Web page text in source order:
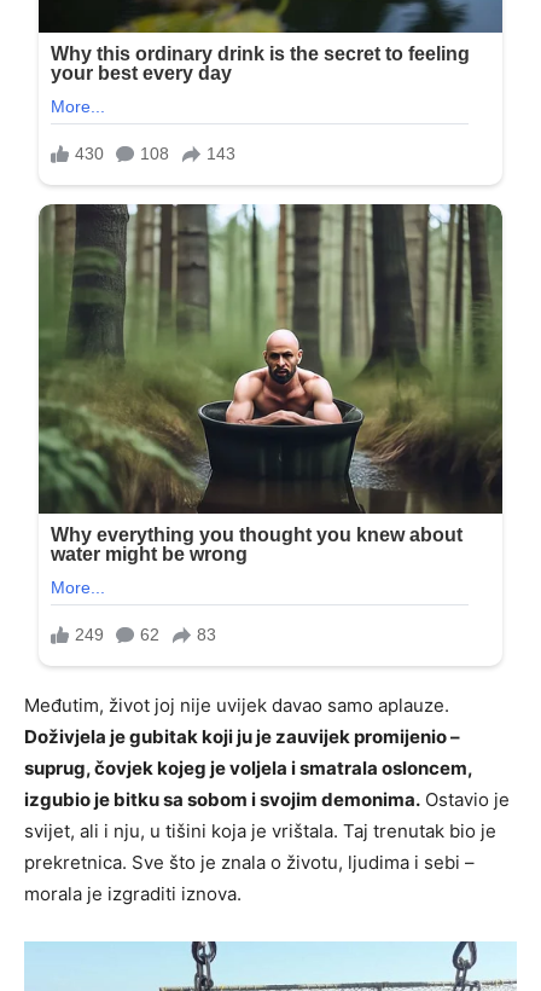
Međutim, život joj nije uvijek davao samo aplauze.
Doživjela je gubitak koji ju je zauvijek promijenio –
suprug, čovjek kojeg je voljela i smatrala osloncem,
izgubio je bitku sa sobom i svojim demonima. Ostavio je
svijet, ali i nju, u tišini koja je vrištala. Taj trenutak bio je
prekretnica. Sve što je znala o životu, ljudima i sebi –
morala je izgraditi iznova.